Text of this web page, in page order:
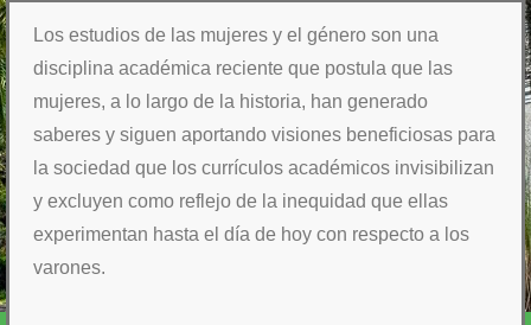
Los estudios de las mujeres y el género son una
disciplina académica reciente que postula que las
mujeres, a lo largo de la historia, han generado
saberes y siguen aportando visiones beneficiosas para
la sociedad que los currículos académicos invisibilizan
y excluyen como reflejo de la inequidad que ellas
experimentan hasta el día de hoy con respecto a los
varones.